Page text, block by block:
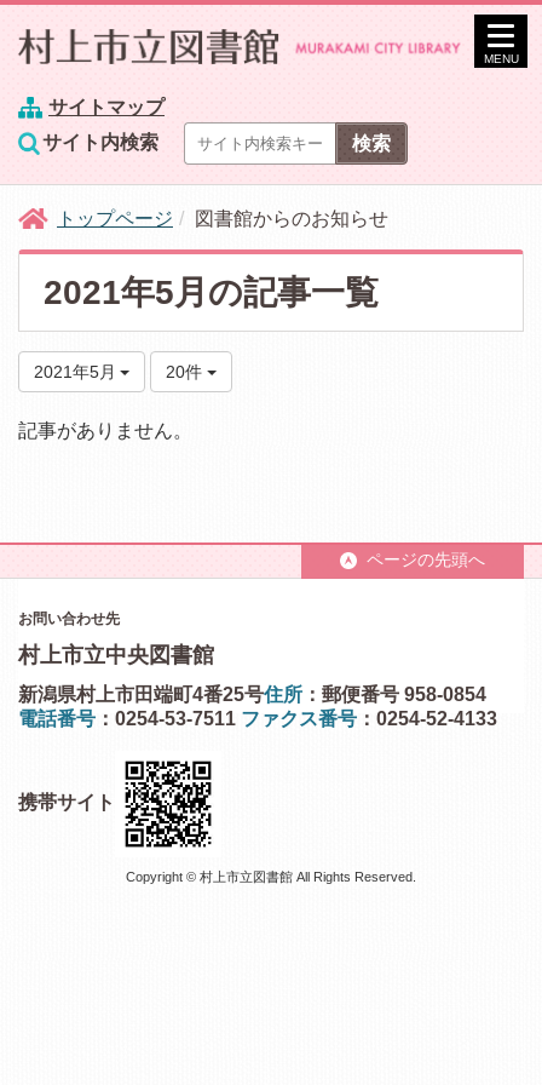
サイトマップ
サイト内検索
MENU
トップページ 図書館からのお知らせ
2021年5月の記事一覧
2021年5月 20件
記事がありません。
ページの先頭へ
お問い合わせ先
村上市立中央図書館
住所 ：郵便番号 958-0854
新潟県村上市田端町4番25号
電話番号 ：0254-53-7511 ファクス番号 ：0254-52-4133
携帯サイト
Copyright © 村上市立図書館 All Rights Reserved.